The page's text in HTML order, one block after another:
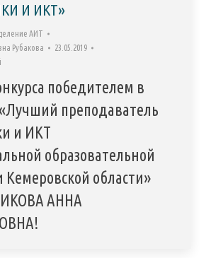
И ИКТ»
АИТ
Рубакова
23.05.2019
победителем в
преподаватель
и ИКТ
образовательной
Кемеровской области»
АННА